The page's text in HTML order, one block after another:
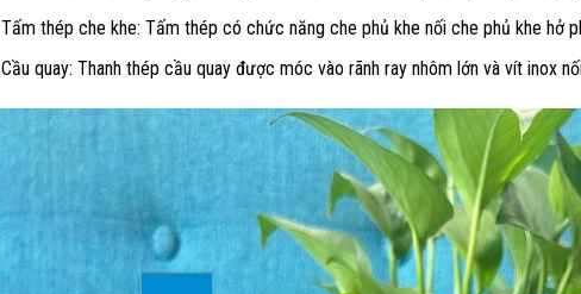
Tấm thép che khe: Tấm thép có chức năng che phủ khe nối che phủ khe hở
Cầu quay: Thanh thép cầu quay được móc vào rãnh ray nhôm lớn và vít inox